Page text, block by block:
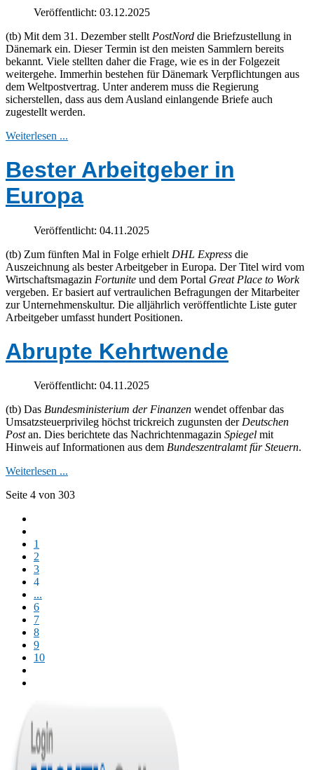
Veröffentlicht: 03.12.2025
(tb) Mit dem 31. Dezember stellt PostNord die Briefzustellung in
Dänemark ein. Dieser Termin ist den meisten Sammlern bereits
bekannt. Viele stellten daher die Frage, wie es in der Folgezeit
weitergehe. Immerhin bestehen für Dänemark Verpflichtungen aus
dem Weltpostvertrag. Unter anderem muss die Regierung
sicherstellen, dass aus dem Ausland einlangende Briefe auch
zugestellt werden.
Weiterlesen ...
Bester Arbeitgeber in
Europa
Veröffentlicht: 04.11.2025
(tb) Zum fünften Mal in Folge erhielt DHL Express die
Auszeichnung als bester Arbeitgeber in Europa. Der Titel wird vom
Wirtschaftsmagazin Fortunite und dem Portal Great Place to Work
vergeben. Er basiert auf vertraulichen Befragungen der Mitarbeiter
zur Unternehmenskultur. Die alljährlich veröffentlichte Liste guter
Arbeitgeber umfasst hundert Positionen.
Abrupte Kehrtwende
Veröffentlicht: 04.11.2025
(tb) Das Bundesministerium der Finanzen wendet offenbar das
Umsatzsteuerprivileg höchst trickreich zugunsten der Deutschen
Postan. Dies berichtete das Nachrichtenmagazin Spiegel mit
Hinweis auf Informationen aus dem Bundeszentralamt für Steuern.
Weiterlesen ...
Seite 4 von 303
1
2
3
4
...
6
7
8
9
10